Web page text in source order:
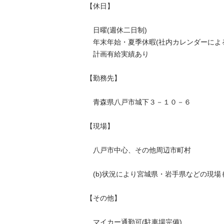
【休日】
日曜(週休二日制)
年末年始・夏季休暇(社内カレンダーによ
計画有給実績あり
【勤務先】
青森県八戸市城下３－１０－６
【現場】
八戸市中心、その他周辺市町村
(b)状況により宮城県・岩手県などの現場
【その他】
マイカー通勤可(駐車場完備)